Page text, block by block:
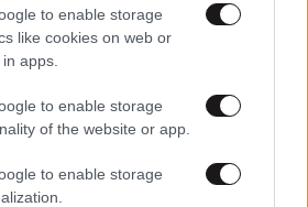
to enable storage
like cookies on web or
apps.
to enable storage
of the website or app.
to enable storage
ΣΧΟΛΙΟ ΣΑΣ